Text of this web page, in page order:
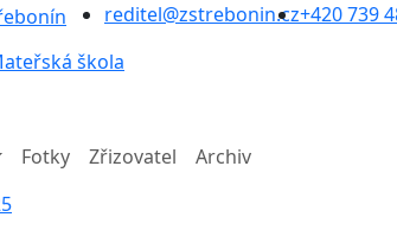
reditel@zstrebonin.cz+420 739
škola
Fotky Zřizovatel
Archiv